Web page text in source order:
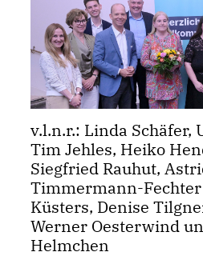
v.l.n.r.: Linda Schäfer,
Tim Jehles, Heiko
Siegfried Rauhut,
Timmermann-
Küsters, Denise
Werner Oesterwind
Helmchen